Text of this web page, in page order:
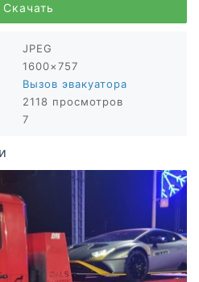
Скачать
JPEG
1600×757
Вызов эвакуатора
2118 просмотров
7